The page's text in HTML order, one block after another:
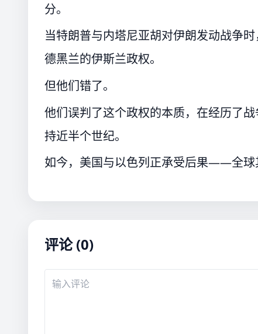
分。
当特朗普与内塔尼亚胡对伊朗发动战争
德黑兰的伊斯兰政权。
但他们错了。
他们误判了这个政权的本质，在经历了
持近半个世纪。
如今，美国与以色列正承受后果——全球
评论 (0)